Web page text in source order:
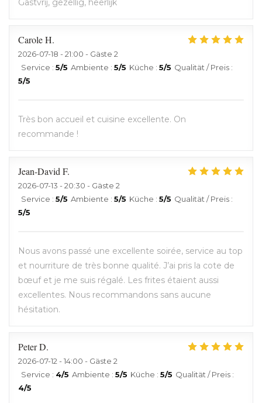
Gastvrij, gezellig, heerlijk
CaroleH
2026-07-18 - 21:00 - Gäste 2
Service : 5/5 Ambiente : 5/5 Küche : 5/5 Qualität / Preis :
5/5
Très bon accueil et cuisine excellente. On
recommande !
Jean-David F
2026-07-13 - 20:30 - Gäste 2
Service : 5/5 Ambiente : 5/5 Küche : 5/5 Qualität / Preis :
5/5
Nous avons passé une excellente soirée, service au top
et nourriture de très bonne qualité. J’ai pris la cote de
bœuf et je me suis régalé. Les frites étaient aussi
excellentes. Nous recommandons sans aucune
hésitation.
PeterD
2026-07-12 - 14:00 - Gäste 2
Service : 4/5 Ambiente : 5/5 Küche : 5/5 Qualität / Preis :
4/5